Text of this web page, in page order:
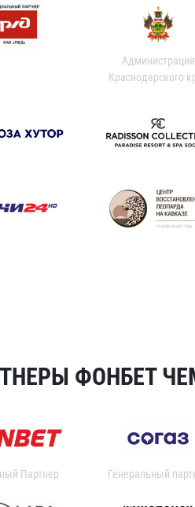
Администрация
Краснодарского
ФОНБЕТ
Партнер Генеральный